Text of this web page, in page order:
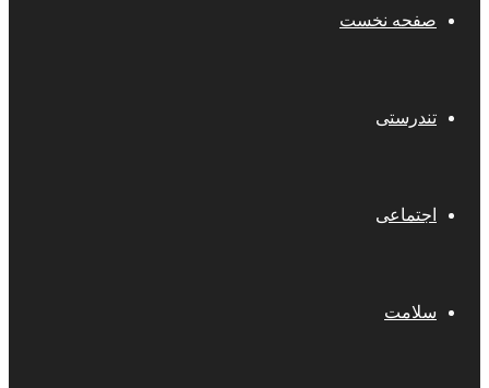
صفحه نخست
تندرستی
اجتماعی
سلامت